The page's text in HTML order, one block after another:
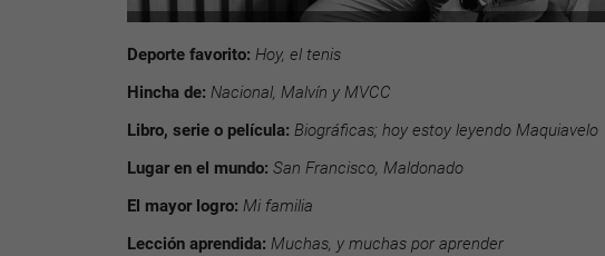
Deporte favorito: Hoy, el tenis
Hincha de: Nacional, Malvín y MVCC
Libro, serie o película: Biográficas; hoy estoy leyendo Maquiavelo
Lugar en el mundo: San Francisco, Maldonado
El mayor logro: Mi familia
Lección aprendida: Muchas, y muchas por aprender